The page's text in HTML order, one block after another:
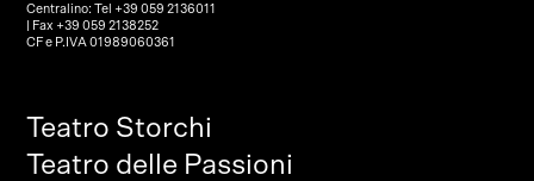
Centralino: Tel +39 059 2136011
| Fax +39 059 2138252
CF e P.IVA 01989060361
Teatro Storchi
Teatro delle Passioni